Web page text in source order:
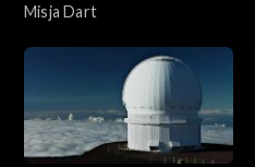
Misja Dart